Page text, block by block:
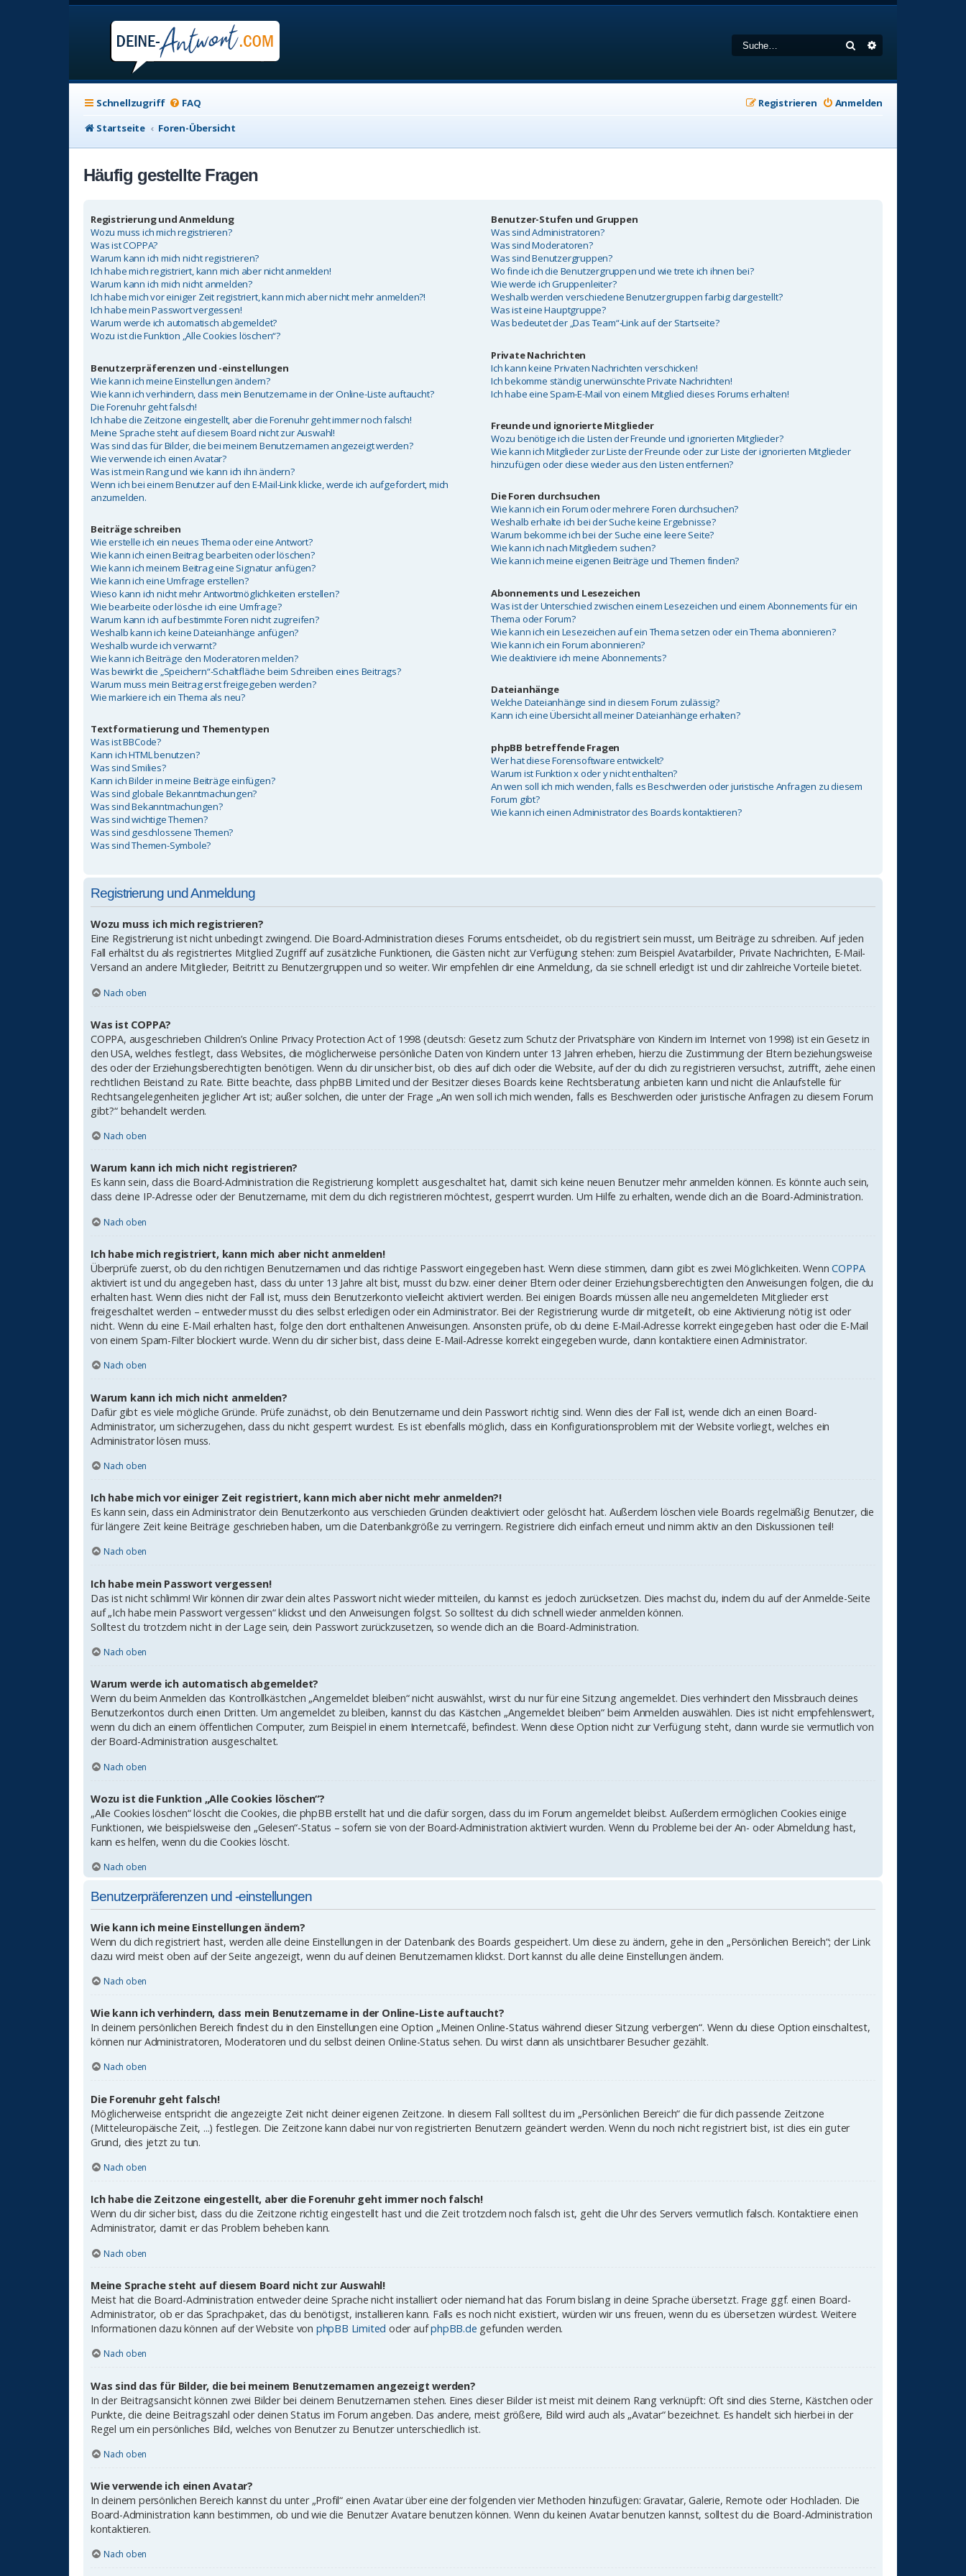
Suche
Schnellzugriff FAQ Anmelden
Registrieren
Startseite
Foren-Übersicht
Häufig gestellte Fragen
Registrierung und Anmeldung
Wozu muss ich mich registrieren?
Was ist COPPA?
Warum kann ich mich nicht registrieren?
Ich habe mich registriert, kann mich aber nicht anmelden!
Warum kann ich mich nicht anmelden?
Ich habe mich vor einiger Zeit registriert, kann mich aber nicht mehr anmelden?!
Ich habe mein Passwort vergessen!
Warum werde ich automatisch abgemeldet?
Wozu ist die Funktion „Alle Cookies löschen“?
Benutzerpräferenzen und -einstellungen
Wie kann ich meine Einstellungen ändern?
Wie kann ich verhindern, dass mein Benutzername in der Online-Liste auftaucht?
Die Forenuhr geht falsch!
Ich habe die Zeitzone eingestellt, aber die Forenuhr geht immer noch falsch!
Meine Sprache steht auf diesem Board nicht zur Auswahl!
Was sind das für Bilder, die bei meinem Benutzernamen angezeigt werden?
Wie verwende ich einen Avatar?
Was ist mein Rang und wie kann ich ihn ändern?
Wenn ich bei einem Benutzer auf den E-Mail-Link klicke, werde ich aufgefordert, mich
anzumelden.
Beiträge schreiben
Wie erstelle ich ein neues Thema oder eine Antwort?
Wie kann ich einen Beitrag bearbeiten oder löschen?
Wie kann ich meinem Beitrag eine Signatur anfügen?
Wie kann ich eine Umfrage erstellen?
Wieso kann ich nicht mehr Antwortmöglichkeiten erstellen?
Wie bearbeite oder lösche ich eine Umfrage?
Warum kann ich auf bestimmte Foren nicht zugreifen?
Weshalb kann ich keine Dateianhänge anfügen?
Weshalb wurde ich verwarnt?
Wie kann ich Beiträge den Moderatoren melden?
Was bewirkt die „Speichern“-Schaltfläche beim Schreiben eines Beitrags?
Warum muss mein Beitrag erst freigegeben werden?
Wie markiere ich ein Thema als neu?
Textformatierung und Thementypen
Was ist BBCode?
Kann ich HTML benutzen?
Was sind Smilies?
Kann ich Bilder in meine Beiträge einfügen?
Was sind globale Bekanntmachungen?
Was sind Bekanntmachungen?
Was sind wichtige Themen?
Was sind geschlossene Themen?
Was sind Themen-Symbole?
Benutzer-Stufen und Gruppen
Was sind Administratoren?
Was sind Moderatoren?
Was sind Benutzergruppen?
Wo finde ich die Benutzergruppen und wie trete ich ihnen bei?
Wie werde ich Gruppenleiter?
Weshalb werden verschiedene Benutzergruppen farbig dargestellt?
Was ist eine Hauptgruppe?
Was bedeutet der „Das Team“-Link auf der Startseite?
Private Nachrichten
Ich kann keine Privaten Nachrichten verschicken!
Ich bekomme ständig unerwünschte Private Nachrichten!
Ich habe eine Spam-E-Mail von einem Mitglied dieses Forums erhalten!
Freunde und ignorierte Mitglieder
Wozu benötige ich die Listen der Freunde und ignorierten Mitglieder?
Wie kann ich Mitglieder zur Liste der Freunde oder zur Liste der ignorierten Mitglieder
hinzufügen oder diese wieder aus den Listen entfernen?
Die Foren durchsuchen
Wie kann ich ein Forum oder mehrere Foren durchsuchen?
Weshalb erhalte ich bei der Suche keine Ergebnisse?
Warum bekomme ich bei der Suche eine leere Seite?
Wie kann ich nach Mitgliedern suchen?
Wie kann ich meine eigenen Beiträge und Themen finden?
Abonnements und Lesezeichen
Was ist der Unterschied zwischen einem Lesezeichen und einem Abonnements für ein
Thema oder Forum?
Wie kann ich ein Lesezeichen auf ein Thema setzen oder ein Thema abonnieren?
Wie kann ich ein Forum abonnieren?
Wie deaktiviere ich meine Abonnements?
Dateianhänge
Welche Dateianhänge sind in diesem Forum zulässig?
Kann ich eine Übersicht all meiner Dateianhänge erhalten?
phpBB betreffende Fragen
Wer hat diese Forensoftware entwickelt?
Warum ist Funktion x oder y nicht enthalten?
An wen soll ich mich wenden, falls es Beschwerden oder juristische Anfragen zu diesem
Forum gibt?
Wie kann ich einen Administrator des Boards kontaktieren?
Registrierung und Anmeldung
Wozu muss ich mich registrieren?
Eine Registrierung ist nicht unbedingt zwingend. Die Board-Administration dieses Forums entscheidet, ob du registriert sein musst, um Beiträge zu schreiben. Auf jeden
Fall erhältst du als registriertes Mitglied Zugriff auf zusätzliche Funktionen, die Gästen nicht zur Verfügung stehen: zum Beispiel Avatarbilder, Private Nachrichten, E-Mail-
Versand an andere Mitglieder, Beitritt zu Benutzergruppen und so weiter. Wir empfehlen dir eine Anmeldung, da sie schnell erledigt ist und dir zahlreiche Vorteile bietet.
Nach oben
Was ist COPPA?
COPPA, ausgeschrieben Children’s Online Privacy Protection Act of 1998 (deutsch: Gesetz zum Schutz der Privatsphäre von Kindern im Internet von 1998) ist ein Gesetz in
den USA, welches festlegt, dass Websites, die möglicherweise persönliche Daten von Kindern unter 13 Jahren erheben, hierzu die Zustimmung der Eltern beziehungsweise
des oder der Erziehungsberechtigten benötigen. Wenn du dir unsicher bist, ob dies auf dich oder die Website, auf der du dich zu registrieren versuchst, zutrifft, ziehe einen
rechtlichen Beistand zu Rate. Bitte beachte, dass phpBB Limited und der Besitzer dieses Boards keine Rechtsberatung anbieten kann und nicht die Anlaufstelle für
Rechtsangelegenheiten jeglicher Art ist; außer solchen, die unter der Frage „An wen soll ich mich wenden, falls es Beschwerden oder juristische Anfragen zu diesem Forum
gibt?“ behandelt werden.
Nach oben
Warum kann ich mich nicht registrieren?
Es kann sein, dass die Board-Administration die Registrierung komplett ausgeschaltet hat, damit sich keine neuen Benutzer mehr anmelden können. Es könnte auch sein,
dass deine IP-Adresse oder der Benutzername, mit dem du dich registrieren möchtest, gesperrt wurden. Um Hilfe zu erhalten, wende dich an die Board-Administration.
Nach oben
Ich habe mich registriert, kann mich aber nicht anmelden!
Überprüfe zuerst, ob du den richtigen Benutzernamen und das richtige Passwort eingegeben hast. Wenn diese stimmen, dann gibt es zwei Möglichkeiten. WennCOPPA
aktiviert ist und du angegeben hast, dass du unter 13 Jahre alt bist, musst du bzw. einer deiner Eltern oder deiner Erziehungsberechtigten den Anweisungen folgen, die du
erhalten hast. Wenn dies nicht der Fall ist, muss dein Benutzerkonto vielleicht aktiviert werden. Bei einigen Boards müssen alle neu angemeldeten Mitglieder erst
freigeschaltet werden – entweder musst du dies selbst erledigen oder ein Administrator. Bei der Registrierung wurde dir mitgeteilt, ob eine Aktivierung nötig ist oder
nicht. Wenn du eine E-Mail erhalten hast, folge den dort enthaltenen Anweisungen. Ansonsten prüfe, ob du deine E-Mail-Adresse korrekt eingegeben hast oder die E-Mail
von einem Spam-Filter blockiert wurde. Wenn du dir sicher bist, dass deine E-Mail-Adresse korrekt eingegeben wurde, dann kontaktiere einen Administrator.
Nach oben
Warum kann ich mich nicht anmelden?
Dafür gibt es viele mögliche Gründe. Prüfe zunächst, ob dein Benutzername und dein Passwort richtig sind. Wenn dies der Fall ist, wende dich an einen Board-
Administrator, um sicherzugehen, dass du nicht gesperrt wurdest. Es ist ebenfalls möglich, dass ein Konfigurationsproblem mit der Website vorliegt, welches ein
Administrator lösen muss.
Nach oben
Ich habe mich vor einiger Zeit registriert, kann mich aber nicht mehr anmelden?!
Es kann sein, dass ein Administrator dein Benutzerkonto aus verschieden Gründen deaktiviert oder gelöscht hat. Außerdem löschen viele Boards regelmäßig Benutzer, die
für längere Zeit keine Beiträge geschrieben haben, um die Datenbankgröße zu verringern. Registriere dich einfach erneut und nimm aktiv an den Diskussionen teil!
Nach oben
Ich habe mein Passwort vergessen!
Das ist nicht schlimm! Wir können dir zwar dein altes Passwort nicht wieder mitteilen, du kannst es jedoch zurücksetzen. Dies machst du, indem du auf der Anmelde-Seite
auf „Ich habe mein Passwort vergessen“ klickst und den Anweisungen folgst. So solltest du dich schnell wieder anmelden können.
Solltest du trotzdem nicht in der Lage sein, dein Passwort zurückzusetzen, so wende dich an die Board-Administration.
Nach oben
Warum werde ich automatisch abgemeldet?
Wenn du beim Anmelden das Kontrollkästchen „Angemeldet bleiben“ nicht auswählst, wirst du nur für eine Sitzung angemeldet. Dies verhindert den Missbrauch deines
Benutzerkontos durch einen Dritten. Um angemeldet zu bleiben, kannst du das Kästchen „Angemeldet bleiben“ beim Anmelden auswählen. Dies ist nicht empfehlenswert,
wenn du dich an einem öffentlichen Computer, zum Beispiel in einem Internetcafé, befindest. Wenn diese Option nicht zur Verfügung steht, dann wurde sie vermutlich von
der Board-Administration ausgeschaltet.
Nach oben
Wozu ist die Funktion „Alle Cookies löschen“?
„Alle Cookies löschen“ löscht die Cookies, die phpBB erstellt hat und die dafür sorgen, dass du im Forum angemeldet bleibst. Außerdem ermöglichen Cookies einige
Funktionen, wie beispielsweise den „Gelesen“-Status – sofern sie von der Board-Administration aktiviert wurden. Wenn du Probleme bei der An- oder Abmeldung hast,
kann es helfen, wenn du die Cookies löscht.
Nach oben
Benutzerpräferenzen und -einstellungen
Wie kann ich meine Einstellungen ändern?
Wenn du dich registriert hast, werden alle deine Einstellungen in der Datenbank des Boards gespeichert. Um diese zu ändern, gehe in den „Persönlichen Bereich“; der Link
dazu wird meist oben auf der Seite angezeigt, wenn du auf deinen Benutzernamen klickst. Dort kannst du alle deine Einstellungen ändern.
Nach oben
Wie kann ich verhindern, dass mein Benutzername in der Online-Liste auftaucht?
In deinem persönlichen Bereich findest du in den Einstellungen eine Option „Meinen Online-Status während dieser Sitzung verbergen“. Wenn du diese Option einschaltest,
können nur Administratoren, Moderatoren und du selbst deinen Online-Status sehen. Du wirst dann als unsichtbarer Besucher gezählt.
Nach oben
Die Forenuhr geht falsch!
Möglicherweise entspricht die angezeigte Zeit nicht deiner eigenen Zeitzone. In diesem Fall solltest du im „Persönlichen Bereich“ die für dich passende Zeitzone
(Mitteleuropäische Zeit, ...) festlegen. Die Zeitzone kann dabei nur von registrierten Benutzern geändert werden. Wenn du noch nicht registriert bist, ist dies ein guter
Grund, dies jetzt zu tun.
Nach oben
Ich habe die Zeitzone eingestellt, aber die Forenuhr geht immer noch falsch!
Wenn du dir sicher bist, dass du die Zeitzone richtig eingestellt hast und die Zeit trotzdem noch falsch ist, geht die Uhr des Servers vermutlich falsch. Kontaktiere einen
Administrator, damit er das Problem beheben kann.
Nach oben
Meine Sprache steht auf diesem Board nicht zur Auswahl!
Meist hat die Board-Administration entweder deine Sprache nicht installiert oder niemand hat das Forum bislang in deine Sprache übersetzt. Frage ggf. einen Board-
Administrator, ob er das Sprachpaket, das du benötigst, installieren kann. Falls es noch nicht existiert, würden wir uns freuen, wenn du es übersetzen würdest. Weitere
Informationen dazu können auf der Website von phpBB Limited oder aufphpBB.de gefunden werden.
Nach oben
Was sind das für Bilder, die bei meinem Benutzernamen angezeigt werden?
In der Beitragsansicht können zwei Bilder bei deinem Benutzernamen stehen. Eines dieser Bilder ist meist mit deinem Rang verknüpft: Oft sind dies Sterne, Kästchen oder
Punkte, die deine Beitragszahl oder deinen Status im Forum angeben. Das andere, meist größere, Bild wird auch als „Avatar“ bezeichnet. Es handelt sich hierbei in der
Regel um ein persönliches Bild, welches von Benutzer zu Benutzer unterschiedlich ist.
Nach oben
Wie verwende ich einen Avatar?
In deinem persönlichen Bereich kannst du unter „Profil“ einen Avatar über eine der folgenden vier Methoden hinzufügen: Gravatar, Galerie, Remote oder Hochladen. Die
Board-Administration kann bestimmen, ob und wie die Benutzer Avatare benutzen können. Wenn du keinen Avatar benutzen kannst, solltest du die Board-Administration
kontaktieren.
Nach oben